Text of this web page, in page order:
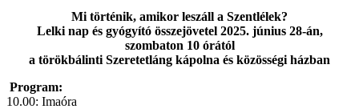
Mi történik, amikor leszáll a Szentlélek?
Lelki nap és gyógyító összejövetel 2025. június 28-án,
szombaton 10 órától
a törökbálinti Szeretetláng kápolna és közösségi házban
Program:
10.00: Imaóra